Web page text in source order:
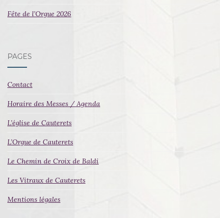
Fête de l’Orgue 2026
PAGES
Contact
Horaire des Messes / Agenda
L’église de Cauterets
L’Orgue de Cauterets
Le Chemin de Croix de Baldi
Les Vitraux de Cauterets
Mentions légales